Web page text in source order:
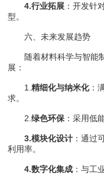
4.行业拓展 ：开发针
型。
六、未来发展趋势
随着材料科学与智能制
展：
1.精细化与纳米化：
求。
2.绿色环保 ：采用低
3.模块化设计 ：通过
利用率。
4.数字化集成 ：与工